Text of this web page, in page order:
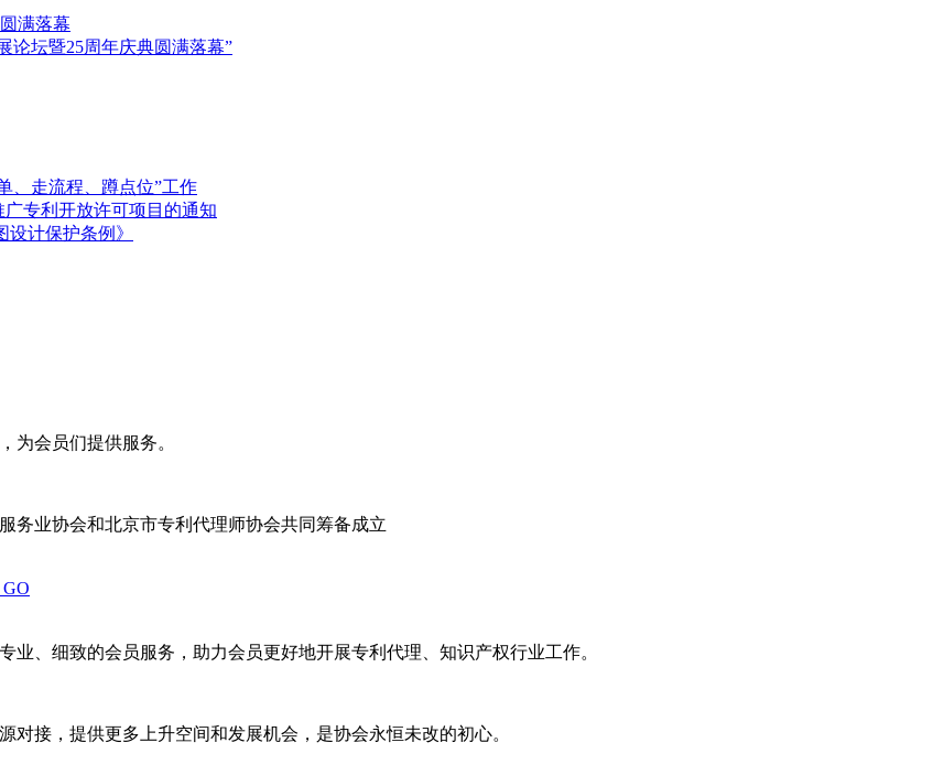
满落幕
论坛暨25周年庆典圆满落幕”
、走流程、蹲点位”工作
专利开放许可项目的通知
计保护条例》
为会员们提供服务。
务业协会和北京市专利代理师协会共同筹备成立
GO
、细致的会员服务，助力会员更好地开展专利代理、知识产权行业工作。
接，提供更多上升空间和发展机会，是协会永恒未改的初心。